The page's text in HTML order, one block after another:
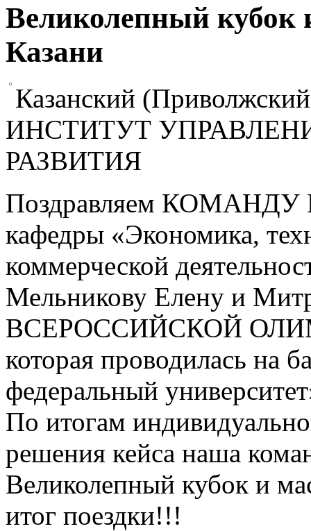
Великолепный кубок
Казани
Казанский
ИНСТИТУТ
РАЗВИТИЯ
Поздравляем КОМАНДУ
кафедры «Экономика,
коммерческой
Мельникову Елену и
ВСЕРОССИЙСКОЙ
которая проводилась
федеральный
По итогам
решения кейса наша
Великолепный кубок и
итог поездки!!!